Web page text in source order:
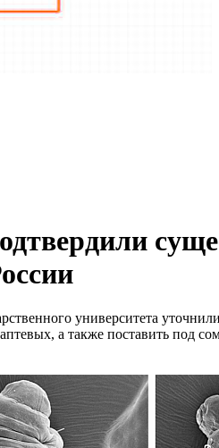
университета
а также поставить под